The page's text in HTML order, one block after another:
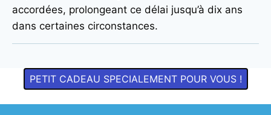
accordées, prolongeant ce délai jusqu’à dix ans
dans certaines circonstances.
PETIT CADEAU SPECIALEMENT POUR VOUS !